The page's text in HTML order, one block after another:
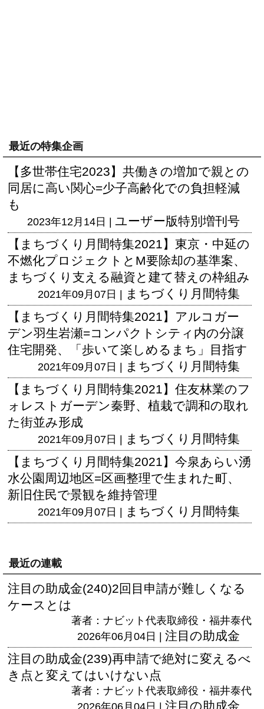
最近の特集企画
【多世帯住宅2023】共働きの増加で親との
同居に高い関心=少子高齢化での負担軽減
も
2023年12月14日 | ユーザー版特別増刊号
【まちづくり月間特集2021】東京・中延の
不燃化プロジェクトとM要除却の基準案、
まちづくり支える融資と建て替えの枠組み
2021年09月07日 | まちづくり月間特集
【まちづくり月間特集2021】アルコガー
デン羽生岩瀬=コンパクトシティ内の分譲
住宅開発、「歩いて楽しめるまち」目指す
2021年09月07日 | まちづくり月間特集
【まちづくり月間特集2021】住友林業のフ
ォレストガーデン秦野、植栽で調和の取れ
た街並み形成
2021年09月07日 | まちづくり月間特集
【まちづくり月間特集2021】今泉あらい湧
水公園周辺地区=区画整理で生まれた町、
新旧住民で景観を維持管理
2021年09月07日 | まちづくり月間特集
最近の連載
注目の助成金(240)2回目申請が難しくなる
ケースとは
著者：ナビット代表取締役・福井泰代
2026年06月04日 | 注目の助成金
注目の助成金(239)再申請で絶対に変えるべ
き点と変えてはいけない点
著者：ナビット代表取締役・福井泰代
2026年06月04日 | 注目の助成金